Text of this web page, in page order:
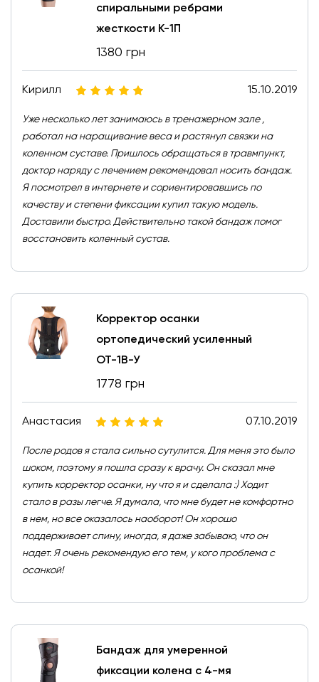
спиральными ребрами
жесткости К-1П
1380 грн
Кирилл 15.10.2019
Уже несколько лет занимаюсь в тренажерном зале ,
работал на наращивание веса и растянул связки на
коленном суставе. Пришлось обращаться в травмпункт,
доктор наряду с лечением рекомендовал носить бандаж.
Я посмотрел в интернете и сориентировавшись по
качеству и степени фиксации купил такую модель.
Доставили быстро. Действительно такой бандаж помог
восстановить коленный сустав.
Корректор осанки
ортопедический усиленный
ОТ-1В-У
1778 грн
Анастасия 07.10.2019
После родов я стала сильно сутулится. Для меня это было
шоком, поэтому я пошла сразу к врачу. Он сказал мне
купить корректор осанки, ну что я и сделала :) Ходит
стало в разы легче. Я думала, что мне будет не комфортно
в нем, но все оказалось наоборот! Он хорошо
поддерживает спину, иногда, я даже забываю, что он
надет. Я очень рекомендую его тем, у кого проблема с
осанкой!
Бандаж для умеренной
фиксации колена с 4-мя